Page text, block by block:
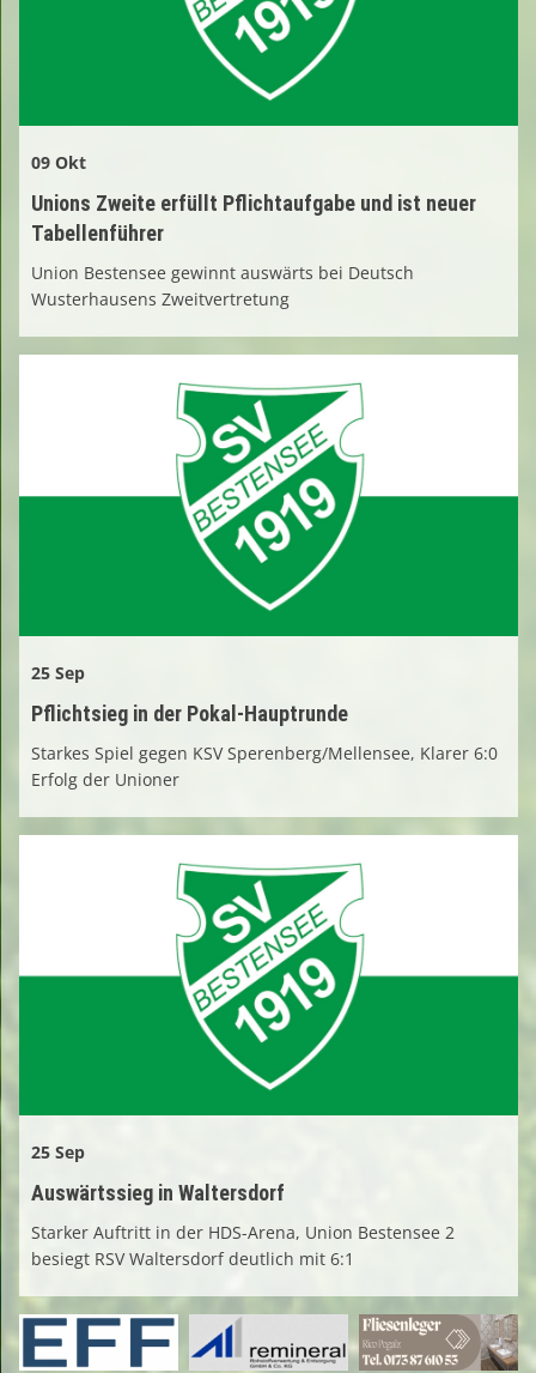
09 Okt
Unions Zweite erfüllt Pflichtaufgabe und ist neuer
Tabellenführer
Union Bestensee gewinnt auswärts bei Deutsch
Wusterhausens Zweitvertretung
25 Sep
Pflichtsieg in der Pokal-Hauptrunde
Starkes Spiel gegen KSV Sperenberg/Mellensee, Klarer 6:0
Erfolg der Unioner
25 Sep
Auswärtssieg in Waltersdorf
Starker Auftritt in der HDS-Arena, Union Bestensee 2
besiegt RSV Waltersdorf deutlich mit 6:1